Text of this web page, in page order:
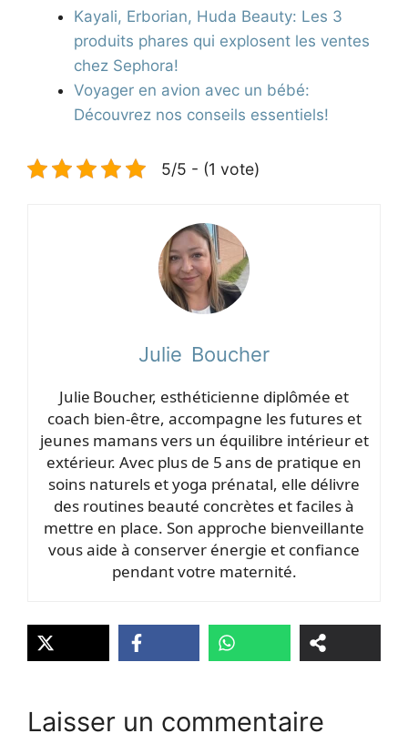
Kayali, Erborian, Huda Beauty: Les 3
produits phares qui explosent les ventes
chez Sephora!
Voyager en avion avec un bébé:
Découvrez nos conseils essentiels!
5/5 - (1 vote)
Julie Boucher
Julie Boucher, esthéticienne diplômée et
coach bien‑être, accompagne les futures et
jeunes mamans vers un équilibre intérieur et
extérieur. Avec plus de 5 ans de pratique en
soins naturels et yoga prénatal, elle délivre
des routines beauté concrètes et faciles à
mettre en place. Son approche bienveillante
vous aide à conserver énergie et confiance
pendant votre maternité.
Laisser un commentaire